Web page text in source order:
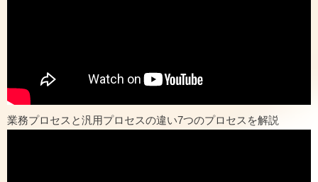
業務プロセスと汎用プロセスの違い7つのプロセスを解説